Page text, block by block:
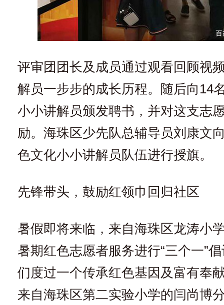
评审团团长及成员通过观看回顾视
解员一步步的成长历程。随后向14
小小讲解员颁发聘书，并对这支志
励。海珠区少先队总辅导员刘康文
色文化小小讲解员队伍进行授旗。
先锋带头，鼓励红领巾回归社区
暑假即将来临，来自海珠区龙涛小
暑期红色志愿者服务进行“三个一”
们度过一个传承红色基因及富有奉
来自海珠区第二实验小学的闫尚博